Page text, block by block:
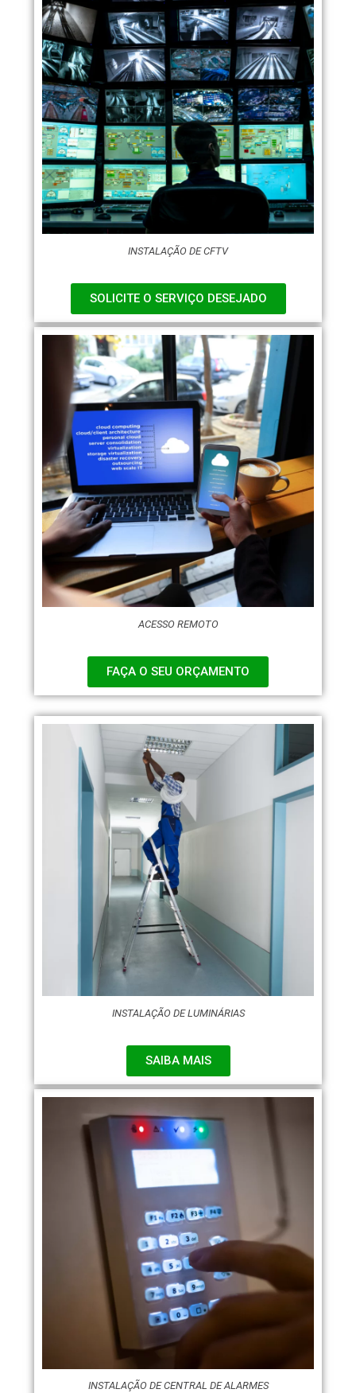
INSTALAÇÃO DE CFTV
SOLICITE O SERVIÇO DESEJADO
ACESSO REMOTO
FAÇA O SEU ORÇAMENTO
INSTALAÇÃO DE LUMINÁRIAS
SAIBA MAIS
INSTALAÇÃO DE CENTRAL DE ALARMES